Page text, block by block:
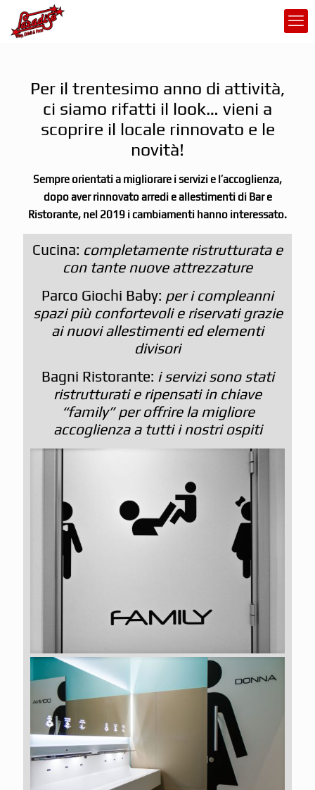
Per il trentesimo anno di attività,
ci siamo rifatti il look… vieni a
scoprire il locale rinnovato e le
novità!
Sempre orientati a migliorare i servizi e l’accoglienza,
dopo aver rinnovato arredi e allestimenti di Bar e
Ristorante, nel 2019 i cambiamenti hanno interessato.
Cucina: completamente ristrutturata e
con tante nuove attrezzature
Parco Giochi Baby: per i compleanni
spazi più confortevoli e riservati grazie
ai nuovi allestimenti ed elementi
divisori
Bagni Ristorante: i servizi sono stati
ristrutturati e ripensati in chiave
“family” per offrire la migliore
accoglienza a tutti i nostri ospiti